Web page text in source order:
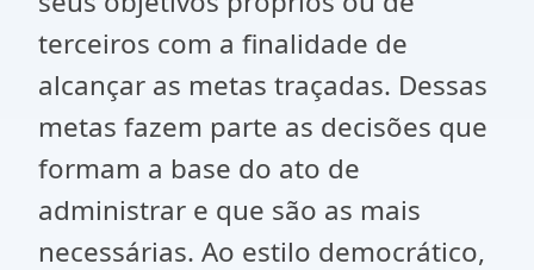
terceiros com a finalidade de
alcançar as metas traçadas. Dessas
metas fazem parte as decisões que
formam a base do ato de
administrar e que são as mais
necessárias. Ao estilo democrático,